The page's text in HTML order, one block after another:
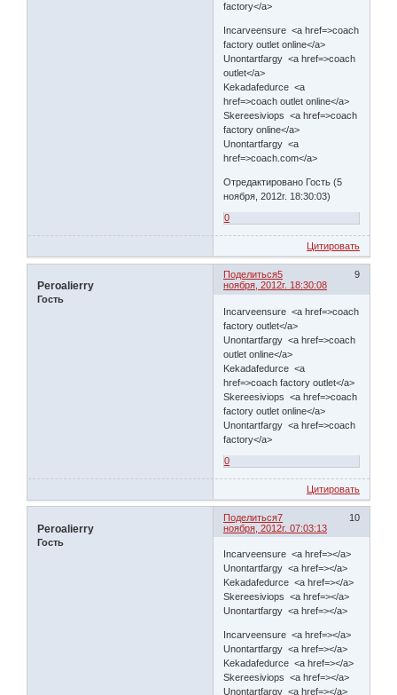
factory</a>
Incarveensure <a href=>coach
factory outlet online</a>
Unontartfargy <a href=>coach
outlet</a>
Kekadafedurce <a
href=>coach outlet online</a>
Skereesiviops <a href=>coach
factory online</a>
Unontartfargy <a
href=>coach.com</a>
Отредактировано Гость (5
ноября, 2012г. 18:30:03)
0
Цитировать
Поделиться 9
5
ноября, 2012г. 18:30:08
Peroalierry
Гость
Incarveensure <a href=>coach
factory outlet</a>
Unontartfargy <a href=>coach
outlet online</a>
Kekadafedurce <a
href=>coach factory outlet</a>
Skereesiviops <a href=>coach
factory outlet online</a>
Unontartfargy <a href=>coach
factory</a>
0
Цитировать
Поделиться 10
7
ноября, 2012г. 07:03:13
Peroalierry
Гость
Incarveensure <a href=></a>
Unontartfargy <a href=></a>
Kekadafedurce <a href=></a>
Skereesiviops <a href=></a>
Unontartfargy <a href=></a>
Incarveensure <a href=></a>
Unontartfargy <a href=></a>
Kekadafedurce <a href=></a>
Skereesiviops <a href=></a>
Unontartfargy <a href=></a>